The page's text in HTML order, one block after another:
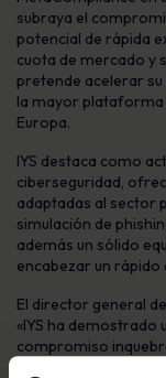
subraya el
potencial de rápida
cuota de mercado y
pretende acelerar
la mayor plataforma
Europa.
IYS destaca como
ciberseguridad,
adaptadas al sector
simulación de
además un sólido
encabezar un rápido
El director general
«IYS ha
compromiso